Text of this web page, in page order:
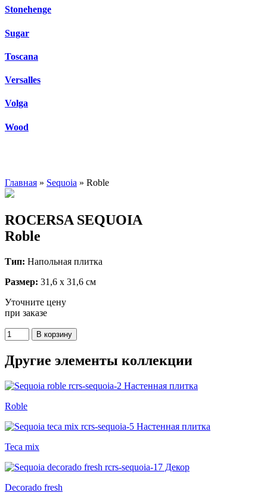
Stonehenge
Sugar
Toscana
Versalles
Volga
Wood
Главная » Sequoia » Roble
ROCERSA SEQUOIA
Roble
Тип: Напольная плитка
Размер: 31,6 x 31,6 см
Уточните цену
при заказе
Другие элементы коллекции
Roble
Teca mix
Decorado fresh